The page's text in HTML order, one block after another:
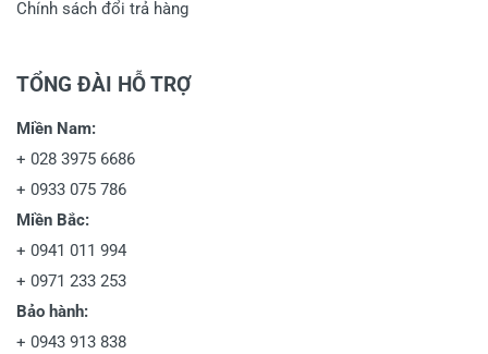
Chính sách đổi trả hàng
TỔNG ĐÀI HỖ TRỢ
Miền Nam:
+ 028 3975 6686
+ 0933 075 786
Miền Bắc:
+ 0941 011 994
+ 0971 233 253
Bảo hành:
+ 0943 913 838